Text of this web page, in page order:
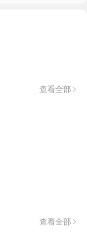
查看全部
查看全部